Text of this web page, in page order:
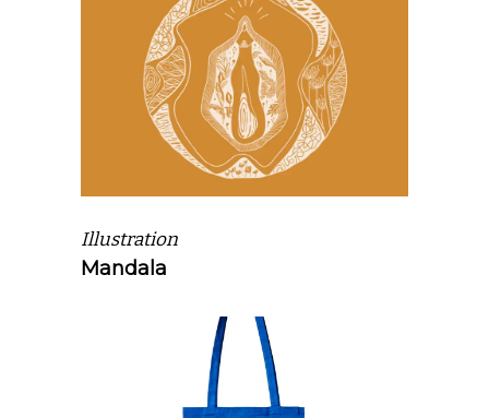
Illustration
Mandala